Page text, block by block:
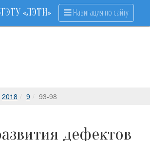
«ЛЭТИ» Навигация по сайту
2018 9 93-98
дефектов